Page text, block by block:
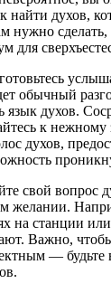
найти духов,
нужно сделать,
для
обычный
язык духов.
к нежному
духов,
свой вопрос
желании.
на станции или
Важно,
— будьте